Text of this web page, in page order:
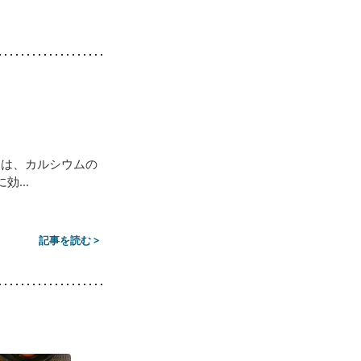
、カルシウムの
効...
記事を読む >